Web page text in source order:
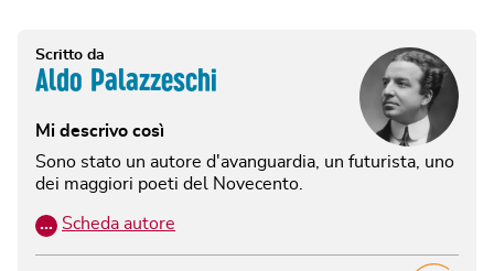
Scritto da
Aldo Palazzeschi
Mi descrivo così
Sono stato un autore d'avanguardia, un futurista, uno
dei maggiori poeti del Novecento.
… Scheda autore